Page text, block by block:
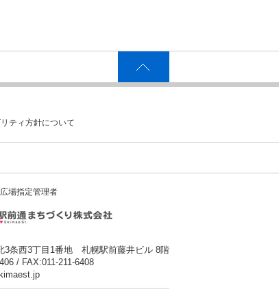
ティ方針について
場指定管理者
3条西3丁目1番地 札幌駅前藤井ビル 8階
/ FAX:011-211-6408